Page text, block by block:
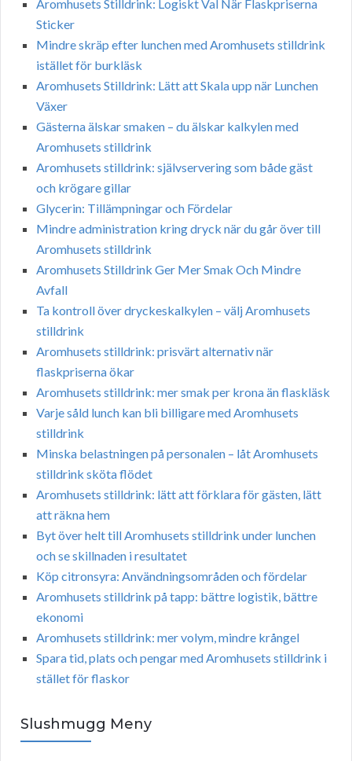
Aromhusets Stilldrink: Logiskt Val När Flaskpriserna
Sticker
Mindre skräp efter lunchen med Aromhusets stilldrink
istället för burkläsk
Aromhusets Stilldrink: Lätt att Skala upp när Lunchen
Växer
Gästerna älskar smaken – du älskar kalkylen med
Aromhusets stilldrink
Aromhusets stilldrink: självservering som både gäst
och krögare gillar
Glycerin: Tillämpningar och Fördelar
Mindre administration kring dryck när du går över till
Aromhusets stilldrink
Aromhusets Stilldrink Ger Mer Smak Och Mindre
Avfall
Ta kontroll över dryckeskalkylen – välj Aromhusets
stilldrink
Aromhusets stilldrink: prisvärt alternativ när
flaskpriserna ökar
Aromhusets stilldrink: mer smak per krona än flaskläsk
Varje såld lunch kan bli billigare med Aromhusets
stilldrink
Minska belastningen på personalen – låt Aromhusets
stilldrink sköta flödet
Aromhusets stilldrink: lätt att förklara för gästen, lätt
att räkna hem
Byt över helt till Aromhusets stilldrink under lunchen
och se skillnaden i resultatet
Köp citronsyra: Användningsområden och fördelar
Aromhusets stilldrink på tapp: bättre logistik, bättre
ekonomi
Aromhusets stilldrink: mer volym, mindre krångel
Spara tid, plats och pengar med Aromhusets stilldrink i
stället för flaskor
Slushmugg Meny